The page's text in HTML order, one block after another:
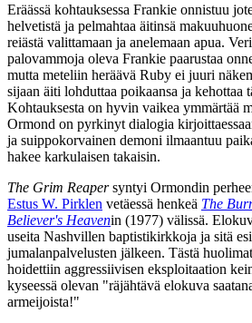
Eräässä kohtauksessa Frankie onnistuu
helvetistä ja pelmahtaa äitinsä
reiästä valittamaan ja anelemaan apua.
palovammoja oleva Frankie paarustaa
mutta meteliin heräävä Ruby ei juuri
sijaan äiti lohduttaa poikaansa ja kehottaa
Kohtauksesta on hyvin vaikea ymmärtää
Ormond on pyrkinyt dialogia
ja suippokorvainen demoni ilmaantuu
hakee karkulaisen takaisin.
The Grim Reapersyntyi Ormondin
Estus W. Pirklen vetäessä henkeä The
Believer's Heavenin (1977) välissä.
useita Nashvillen baptistikirkkoja ja sitä
jumalanpalvelusten jälkeen. Tästä
hoidettiin aggressiivisen eksploitaation
kyseessä olevan "räjähtävä elokuva
armeijoista!"